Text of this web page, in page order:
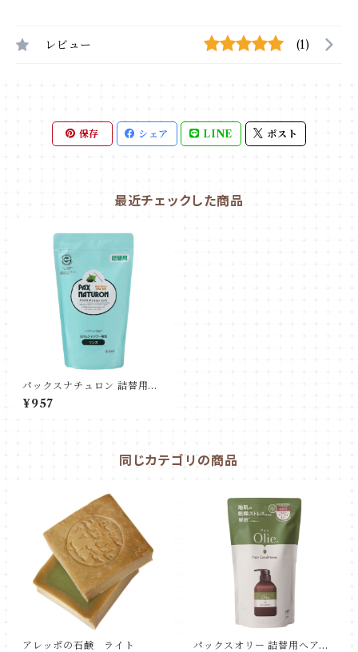
レビュー (1)
保存 シェア LINE ポスト
最近チェックした商品
パックスナチュロン 詰替用リ
ンス
¥957
同じカテゴリの商品
アレッポの石鹸 ライト
パックスオリー 詰替用ヘアコ